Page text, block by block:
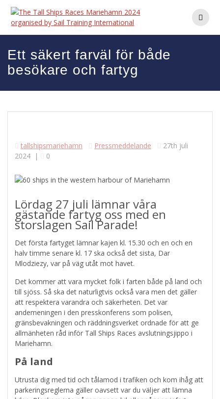
Hoppa
innehåll
Ett säkert farväl för både
besökare och fartyg
tallshipsmariehamn Pressmeddelande
27th juli
2024 | 0
Lördag 27 juli lämnar våra
gästande fartyg oss med en
storslagen Sail Parade!
Det första fartyget lämnar kajen kl. 15.30 och en och en
halv timme senare kl. 17 ska också det sista, Dar
Mlodziezy, var på väg utåt mot havet.
Det kommer att vara mycket folk i farten både på land och
till sjöss. Så ska det naturligtvis också vara men det gäller
att respektera varandra och säkerheten. Det var
andemeningen i den presskonferens som polisen,
gränsbevakningen och räddningsverket ordnade för att ge
allmänheten råd inför Tall Ships Races avslutningsjippo i
Mariehamn.
På land
Utrusta dig med tid och tålamod i trafiken och kom ihåg att
parkeringsreglerna gäller oavsett var du väljer att lämna